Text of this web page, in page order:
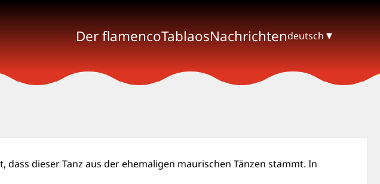
Der flamencoTablaosNachrichtendeutsch
dass dieser Tanz aus der ehemaligen maurischen Tänzen stammt. In